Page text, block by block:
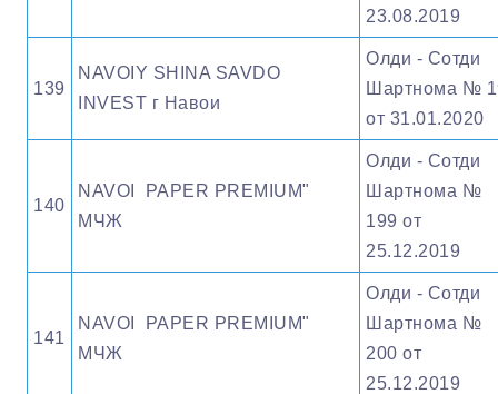
23.08.2019
139
NAVOIY SHINA SAVDO
INVEST г Навои
Олди - Сотди
Шартнома №
от 31.01.2020
140
NAVOI PAPER PREMIUM"
МЧЖ
Олди - Сотди
Шартнома №
199 от
25.12.2019
141
NAVOI PAPER PREMIUM"
МЧЖ
Олди - Сотди
Шартнома №
200 от
25.12.2019